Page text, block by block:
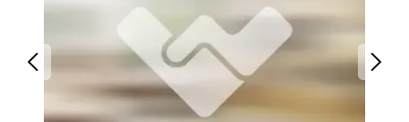
Animale de companie
Afaceri și echipamente profesionale
Inchiriere Bunuri si Vehicule
Utilaje agricole si industriale
Piese auto si accesorii
Dacia Duster